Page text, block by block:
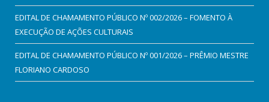
EDITAL DE CHAMAMENTO PÚBLICO Nº 002/2026 – FOMENTO À
EXECUÇÃO DE AÇÕES CULTURAIS
EDITAL DE CHAMAMENTO PÚBLICO Nº 001/2026 – PRÊMIO MESTRE
FLORIANO CARDOSO